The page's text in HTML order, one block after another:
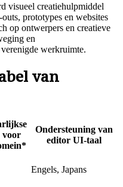
visueel creatiehulpmiddel
prototypes en websites
op ontwerpers en creatieve
en
werkruimte.
van
voor
Ondersteuning van
editor UI-taal
Engels, Japans